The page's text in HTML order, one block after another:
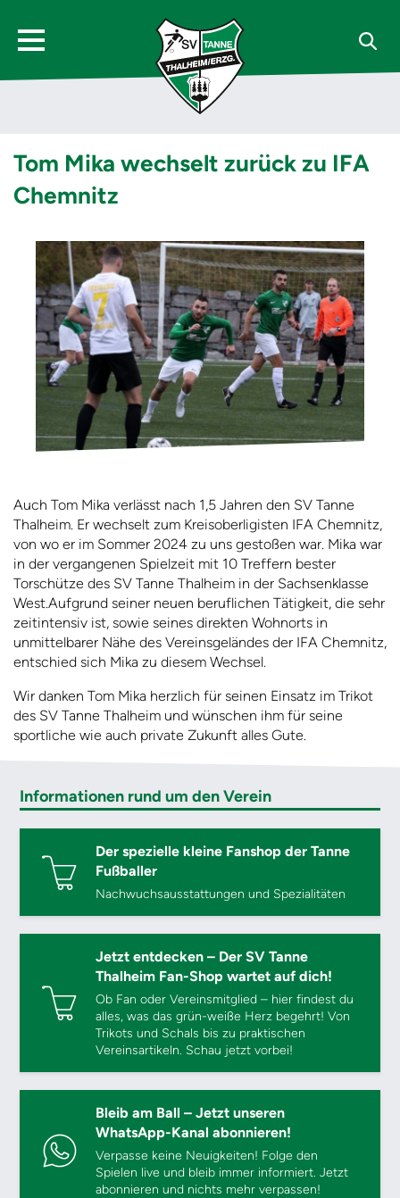
Tom Mika wechselt zurück zu IFA
Chemnitz
Auch Tom Mika verlässt nach 1,5 Jahren den SV Tanne
Thalheim. Er wechselt zum Kreisoberligisten IFA Chemnitz,
von wo er im Sommer 2024 zu uns gestoßen war. Mika war
in der vergangenen Spielzeit mit 10 Treffern bester
Torschütze des SV Tanne Thalheim in der Sachsenklasse
West.Aufgrund seiner neuen beruflichen Tätigkeit, die sehr
zeitintensiv ist, sowie seines direkten Wohnorts in
unmittelbarer Nähe des Vereinsgeländes der IFA Chemnitz,
entschied sich Mika zu diesem Wechsel.
Wir danken Tom Mika herzlich für seinen Einsatz im Trikot
des SV Tanne Thalheim und wünschen ihm für seine
sportliche wie auch private Zukunft alles Gute.
Informationen rund um den Verein
Der spezielle kleine Fanshop der Tanne
Fußballer
Nachwuchsausstattungen und Spezialitäten
Jetzt entdecken – Der SV Tanne
Thalheim Fan-Shop wartet auf dich!
Ob Fan oder Vereinsmitglied – hier findest du
alles, was das grün-weiße Herz begehrt! Von
Trikots und Schals bis zu praktischen
Vereinsartikeln. Schau jetzt vorbei!
Bleib am Ball – Jetzt unseren
WhatsApp-Kanal abonnieren!
Verpasse keine Neuigkeiten! Folge den
Spielen live und bleib immer informiert. Jetzt
abonnieren und nichts mehr verpassen!